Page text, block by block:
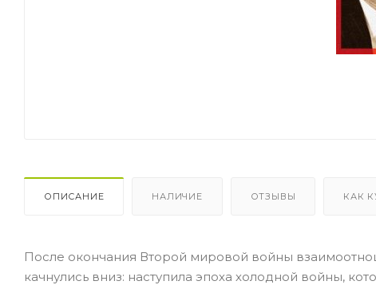
ОПИСАНИЕ НАЛИЧИЕ ОТЗЫВЫ КАК
После окончания Второй мировой войны
качнулись вниз: наступила эпоха холодной войны,